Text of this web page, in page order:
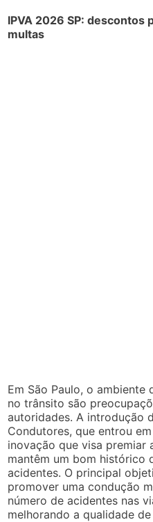
IPVA 2026 SP: descontos
multas
Em São Paulo, o ambiente
no trânsito são
autoridades. A introdução
Condutores, que entrou
inovação que visa premiar
mantêm um bom histórico
acidentes. O principal
promover uma condução
número de acidentes nas
melhorando a qualidade